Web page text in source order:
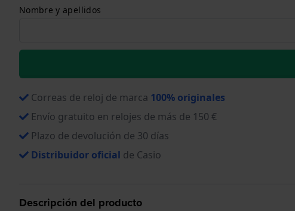
Nombre y apellidos
Correas de reloj de marca 100% originales
Envío gratuito en relojes de más de 150 €
Plazo de devolución de 30 días
Distribuidor oficial de Casio
Descripción del producto